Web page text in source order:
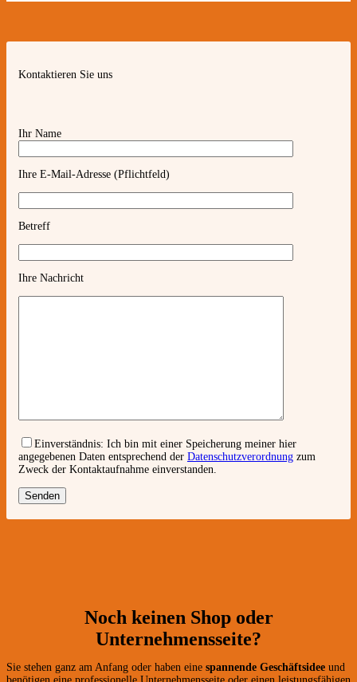
Kontaktieren Sie uns
Ihr Name
Ihre E-Mail-Adresse (Pflichtfeld)
Betreff
Ihre Nachricht
Einverständnis: Ich bin mit einer Speicherung meiner hier
angegebenen Daten entsprechend der Datenschutzverordnung zum
Zweck der Kontaktaufnahme einverstanden.
Noch keinen Shop oder
Unternehmensseite?
Sie stehen ganz am Anfang oder haben eine spannende Geschäftsidee und